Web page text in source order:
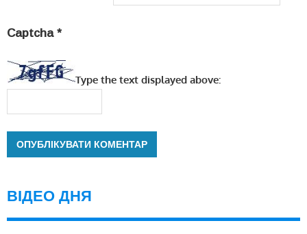
Captcha *
Type the text displayed above:
ВІДЕО ДНЯ